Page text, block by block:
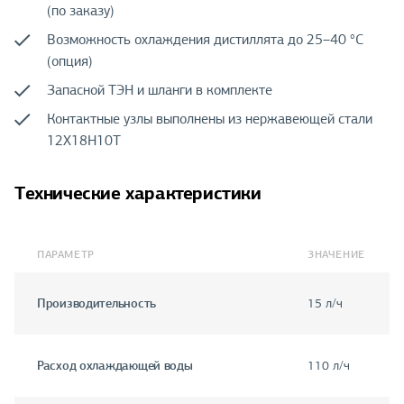
(по заказу)
Возможность охлаждения дистиллята до 25–40 °C
(опция)
Запасной ТЭН и шланги в комплекте
Контактные узлы выполнены из нержавеющей стали
12Х18Н10Т
Технические характеристики
ПАРАМЕТР ЗНАЧЕНИЕ
Производительность 15 л/ч
Расход охлаждающей воды 110 л/ч